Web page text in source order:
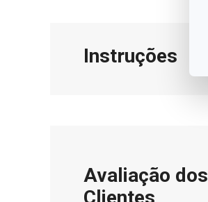
Instruções
Avaliação dos